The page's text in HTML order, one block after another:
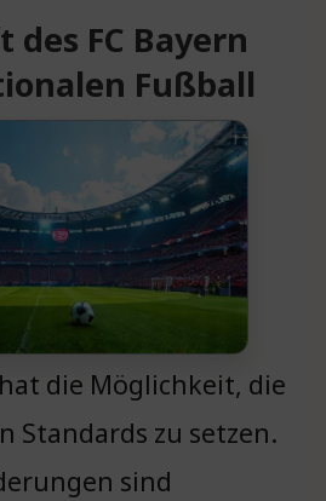
FC Bayern
Fußball
die Möglichkeit, die
Standards zu setzen.
sind